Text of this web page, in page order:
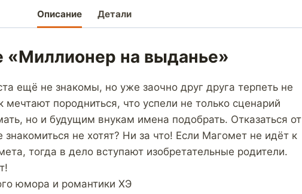
Описание Детали
«Миллионер на выданье»
ещё не знакомы, но уже заочно друг друга терпеть не
породниться, что успели не только сценарий
но и будущим внукам имена подобрать. Отказаться от
не хотят? Ни за что! Если Магомет не идёт к
тогда в дело вступают изобретательные родители.
юмора и романтики ХЭ